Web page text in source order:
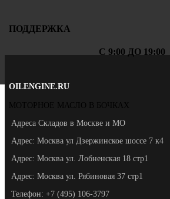
ПОДДЕРЖКА
С 9:00 ДО 19:00
OILENGINE.RU
МОТОРНОЕ МАСЛО В БОЧКАХ
Адреса Складов в Москве и МО
Адрес: Москва ул Дзержинское шоссе 7 к4
Адрес: Москва ул. Лобненская 18 стр1
Адрес: Москва ул. Рябиновая 37 стр1
Телефон: +7 (495) 106-3797